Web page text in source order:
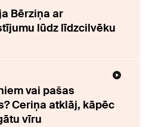
Bērziņa ar
lūdz līdzcilvēku
vai pašas
Ceriņa atklāj, kāpēc
vīru